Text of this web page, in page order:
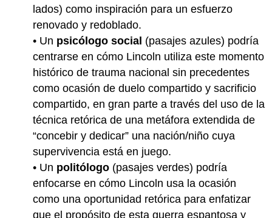
lados) como inspiración para un esfuerzo
renovado y redoblado.
• Un psicólogo social (pasajes azules) podría
centrarse en cómo Lincoln utiliza este momento
histórico de trauma nacional sin precedentes
como ocasión de duelo compartido y sacrificio
compartido, en gran parte a través del uso de la
técnica retórica de una metáfora extendida de
“concebir y dedicar” una nación/niño cuya
supervivencia está en juego.
• Un politólogo (pasajes verdes) podría
enfocarse en cómo Lincoln usa la ocasión
como una oportunidad retórica para enfatizar
que el propósito de esta guerra espantosa y